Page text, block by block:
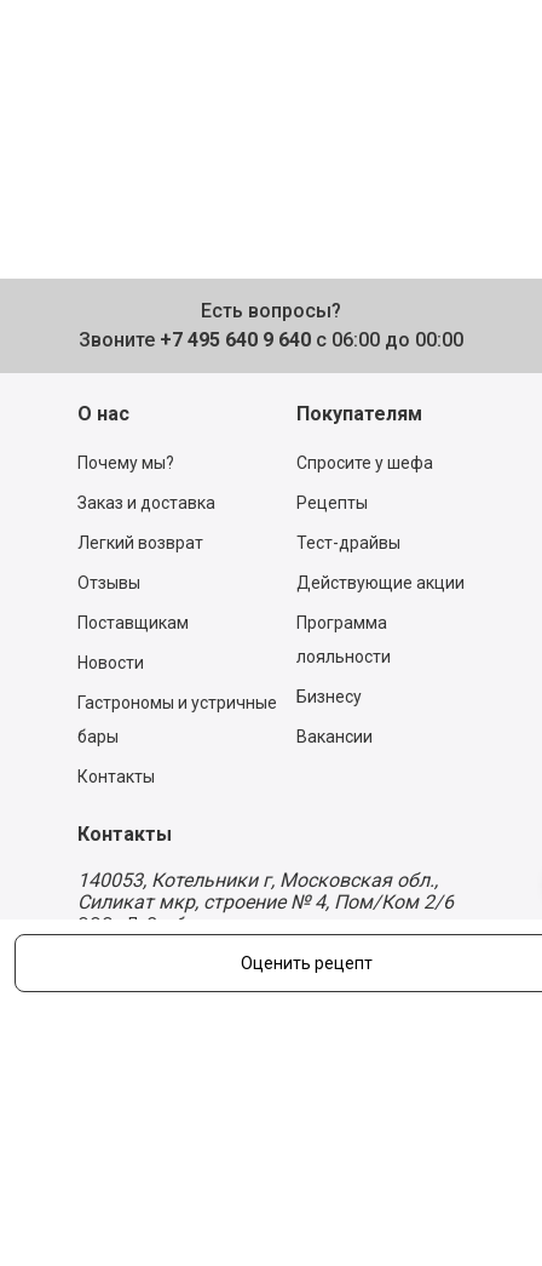
Оценить рецепт
Есть вопросы?
Звоните +7 495 640 9 640 с 06:00 до 00:00
О нас
Почему мы?
Заказ и доставка
Легкий возврат
Отзывы
Поставщикам
Новости
Гастрономы и устричные
бары
Контакты
Покупателям
Спросите у шефа
Рецепты
Тест-драйвы
Действующие акции
Программа
лояльности
Бизнесу
Вакансии
Контакты
140053, Котельники г, Московская обл.,
Силикат мкр, строение № 4, Пом/Ком 2/6
ООО «Д-Снаб»
+7 495 640 9 640 06:00 - 00:00